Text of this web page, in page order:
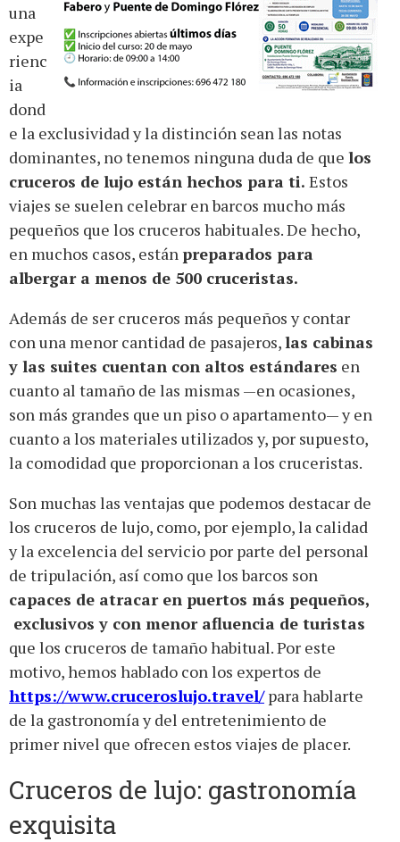
una
expe
rienc
ia
dond
e la exclusividad y la distinción sean las notas
dominantes, no tenemos ninguna duda de que los
cruceros de lujo están hechos para ti. Estos
viajes se suelen celebrar en barcos mucho más
pequeños que los cruceros habituales. De hecho,
en muchos casos, están preparados para
albergar a menos de 500 cruceristas.
Además de ser cruceros más pequeños y contar
con una menor cantidad de pasajeros,las cabinas
y las suites cuentan con altos estándares en
cuanto al tamaño de las mismas —en ocasiones,
son más grandes que un piso o apartamento— y en
cuanto a los materiales utilizados y, por supuesto,
la comodidad que proporcionan a los cruceristas.
Son muchas las ventajas que podemos destacar de
los cruceros de lujo, como, por ejemplo, la calidad
y la excelencia del servicio por parte del personal
de tripulación, así como que los barcos son
capaces de atracar en puertos más pequeños,
exclusivos y con menor afluencia de turistas
que los cruceros de tamaño habitual. Por este
motivo, hemos hablado con los expertos de
https://www.cruceroslujo.travel/para hablarte
de la gastronomía y del entretenimiento de
primer nivel que ofrecen estos viajes de placer.
Cruceros de lujo: gastronomía
exquisita